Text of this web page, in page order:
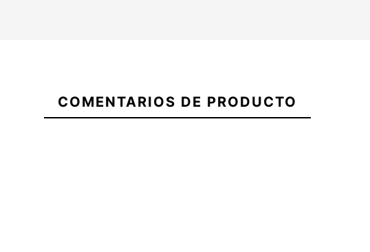
Tabla Summer
Vibes Fish Blue
Tabla Summer
Vibes Discus
Tabla Summer
Vibes Discus
COMENTARIOS DE PRODUCTO